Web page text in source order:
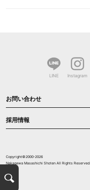
LINE Instagram
お問い合わせ
採用情報
Copyright©2000-2026
Nakagawa Masashichi Shoten All Rights Reserved.
検